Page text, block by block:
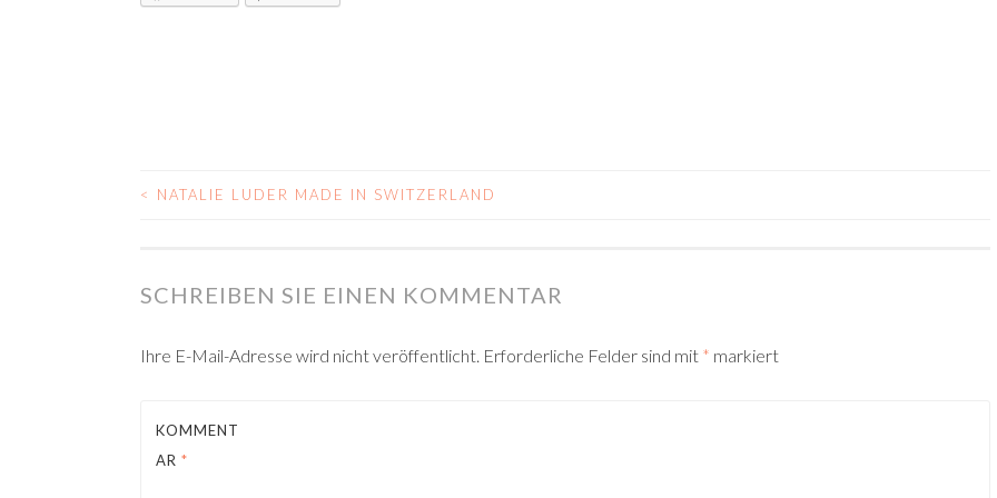
POST
< NATALIE LUDER MADE IN SWITZERLAND
SCHREIBEN SIE EINEN KOMMENTAR
Ihre E-Mail-Adresse wird nicht veröffentlicht. Erforderliche Felder sind mit * markiert
KOMMENT
AR *